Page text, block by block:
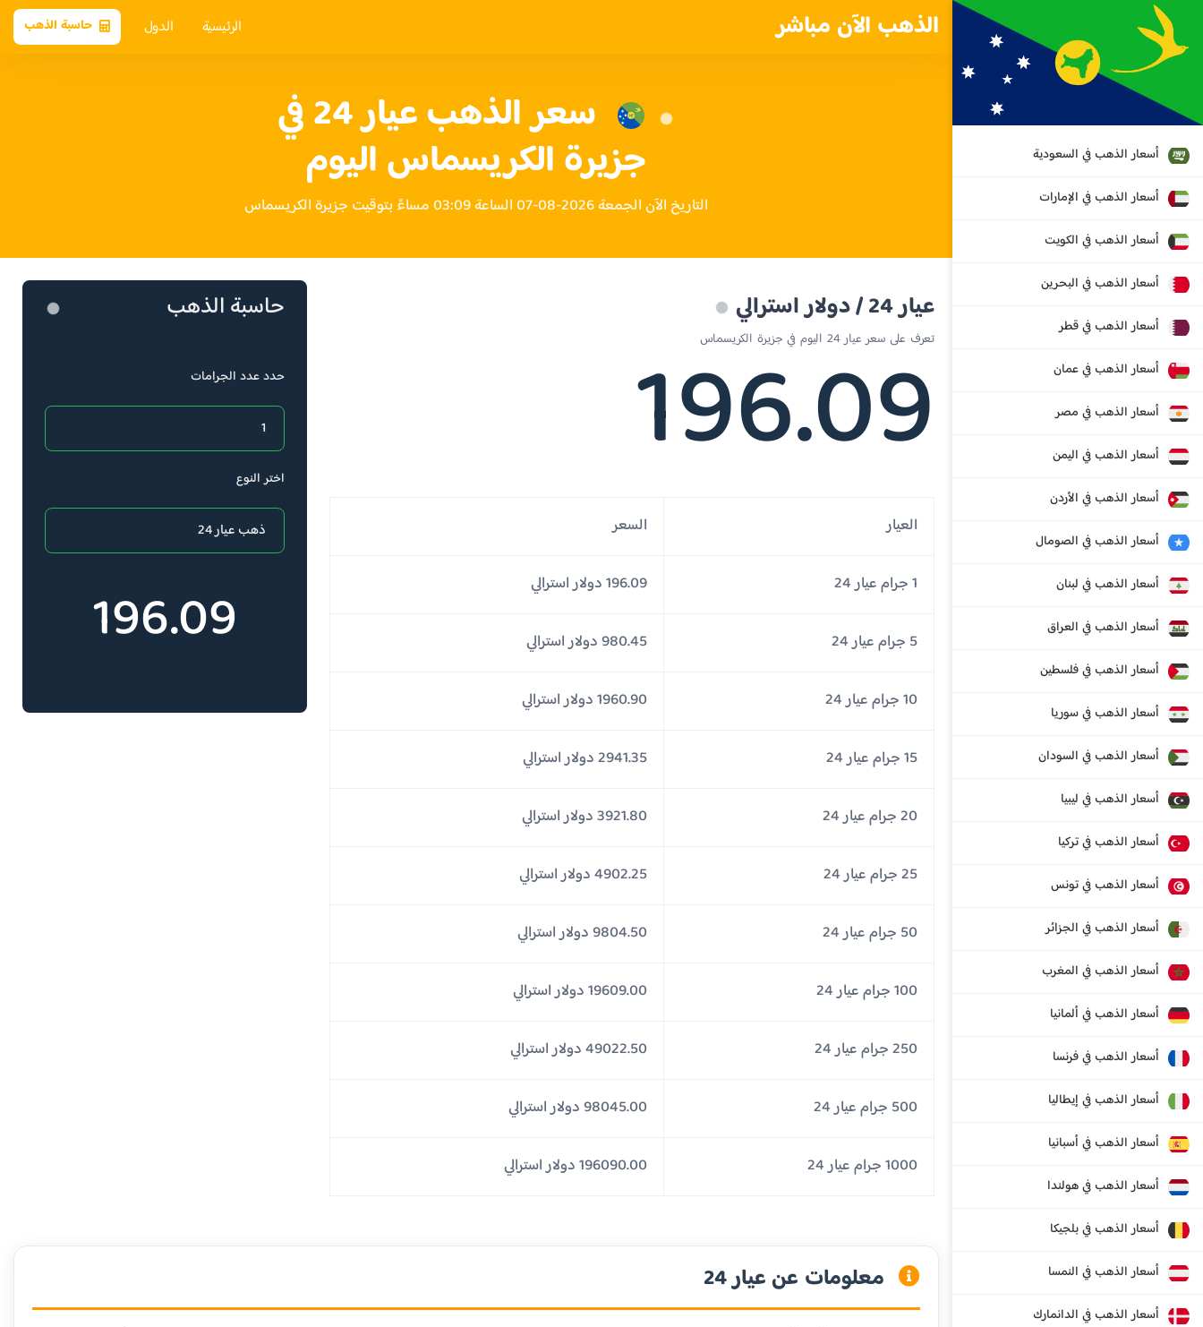
الذهب الآن مباشر الرئيسية الدول حاسبة الذهب
أسعار الذهب في السعودية
أسعار الذهب في الإمارات
أسعار الذهب في الكويت
أسعار الذهب في البحرين
أسعار الذهب في قطر
أسعار الذهب في عمان
أسعار الذهب في مصر
أسعار الذهب في اليمن
أسعار الذهب في الأردن
أسعار الذهب في الصومال
أسعار الذهب في لبنان
أسعار الذهب في العراق
أسعار الذهب في فلسطين
أسعار الذهب في سوريا
أسعار الذهب في السودان
أسعار الذهب في ليبيا
أسعار الذهب في تركيا
أسعار الذهب في تونس
أسعار الذهب في الجزائر
أسعار الذهب في المغرب
أسعار الذهب في ألمانيا
أسعار الذهب في فرنسا
أسعار الذهب في إيطاليا
أسعار الذهب في أسبانيا
أسعار الذهب في هولندا
أسعار الذهب في بلجيكا
أسعار الذهب في النمسا
أسعار الذهب في الدانمارك
سعر الذهب عيار 24 في
جزيرة الكريسماس اليوم
التاريخ الآن الجمعة 2026-08-07 الساعة 03:09 مساءً بتوقيت جزيرة الكريسماس
عيار 24 / دولار استرالي
تعرف على سعر عيار 24 اليوم في جزيرة الكريسماس
196.09
العيار السعر
1 جرام عيار 24 196.09 دولار استرالي
5 جرام عيار 24 980.45 دولار استرالي
10 جرام عيار 24 1960.90 دولار استرالي
15 جرام عيار 24 2941.35 دولار استرالي
20 جرام عيار 24 3921.80 دولار استرالي
25 جرام عيار 24 4902.25 دولار استرالي
50 جرام عيار 24 9804.50 دولار استرالي
100 جرام عيار 24 19609.00 دولار استرالي
250 جرام عيار 24 49022.50 دولار استرالي
500 جرام عيار 24 98045.00 دولار استرالي
1000 جرام عيار 24 196090.00 دولار استرالي
حاسبة الذهب
حدد عدد الجرامات
اختر النوع
196.09
معلومات عن عيار 24